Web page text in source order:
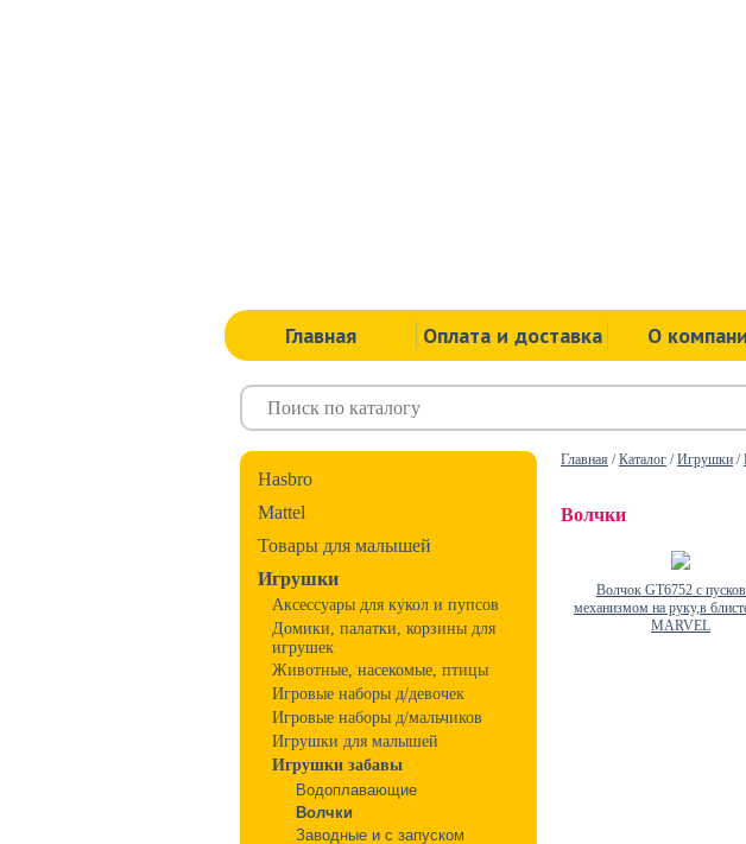
Главная Оплата и доставка О
Hasbro
Mattel
Товары для малышей
Игрушки
Аксессуары для кукол и пупсов
Домики, палатки, корзины для
игрушек
Животные, насекомые, птицы
Игровые наборы д/девочек
Игровые наборы д/мальчиков
Игрушки для малышей
Игрушки забавы
Водоплавающие
Волчки
Заводные и с запуском
Главная /Каталог /Игрушки /
Волчки
Волчок GT6752 с
механизмом на руку,в
MARVEL